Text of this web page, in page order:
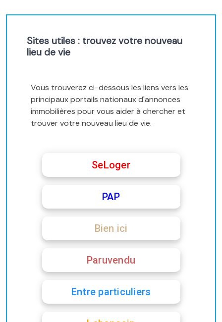
Sites utiles : trouvez votre nouveau
lieu de vie
Vous trouverez ci-dessous les liens vers les
principaux portails nationaux d'annonces
immobilières pour vous aider à chercher et
trouver votre nouveau lieu de vie.
SeLoger
PAP
Bien ici
Paruvendu
Entre particuliers